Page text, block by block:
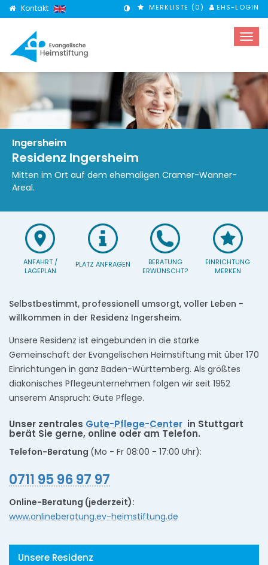
Kontakt
KONTRASTMODUS
MERKLISTE (0) EHS-LOGIN
Ingersheim
Residenz Ingersheim
Mitten im Ort auf dem ehemaligen Cramer-Wanner-
Areal.
ANFAHRT /
LAGEPLAN
PLATZ ANFRAGEN
BERATUNG
ERWÜNSCHT?
EINRICHTUNG
MERKEN
Selbstbestimmt, professionell umsorgt, voller Leben -
willkommen in der Residenz Ingersheim.
Unsere Residenz ist eingebunden in die starke
Gemeinschaft der Evangelischen Heimstiftung mit über 170
Einrichtungen in ganz Baden-Württemberg. Als größtes
diakonisches Pflegeunternehmen folgen wir seit 1952
unserem Anspruch: Gute Pflege.
Unser zentrales Gute-Pflege-Center in Stuttgart
berät Sie gerne, online oder am Telefon.
Telefon-Beratung (Mo - Fr 08:00 - 17:00 Uhr):
0711 95 96 97 97
Online-Beratung (jederzeit):
www.onlineberatung.ev-heimstiftung.de
Unsere Residenz